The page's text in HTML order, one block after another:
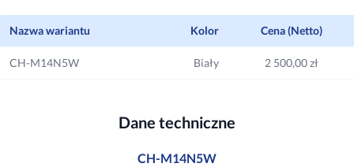
Nazwa wariantu Kolor Cena (Netto)
CH-M14N5W Biały 2 500,00 zł
Dane techniczne
CH-M14N5W